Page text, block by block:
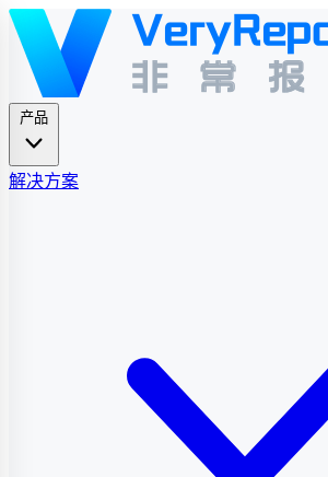
解决方案